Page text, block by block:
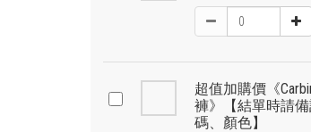
超值加購價《
褲》【結單時請
碼、顏色】